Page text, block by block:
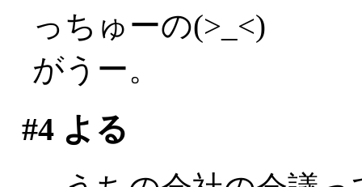
っちゅーの(>_<)
がうー。
#4よる